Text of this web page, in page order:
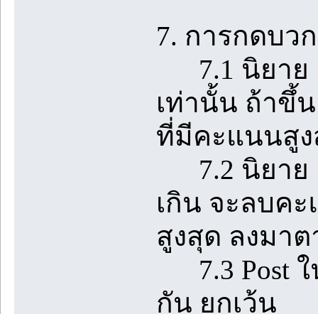
7. การกดบว
7.1 นิยาย
เท่านั้น ถ้าขึ้
ที่มีคะแนนสู
7.2 นิยาย 1
เกิน จะลบค
สูงสุด ลงมา
7.3 Post ใ
กัน ยกเว้น